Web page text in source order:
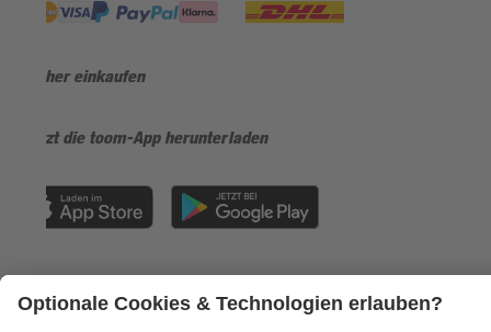
Sicher einkaufen
Jetzt die toom-App herunterladen
Alle Preisangaben in EUR inkl. gesetzl. MwSt.. Die dargestellten Angebote sind unter